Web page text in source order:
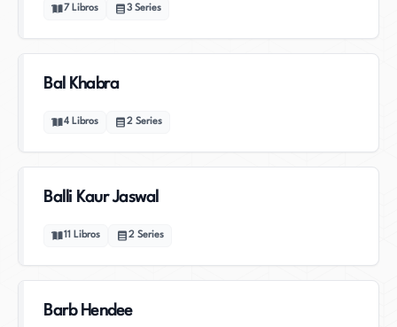
7 Libros 3 Series
Bal Khabra
4 Libros 2 Series
Balli Kaur Jaswal
11 Libros 2 Series
Barb Hendee